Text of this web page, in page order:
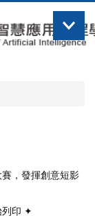
，發揮創意短影
列印 ✦